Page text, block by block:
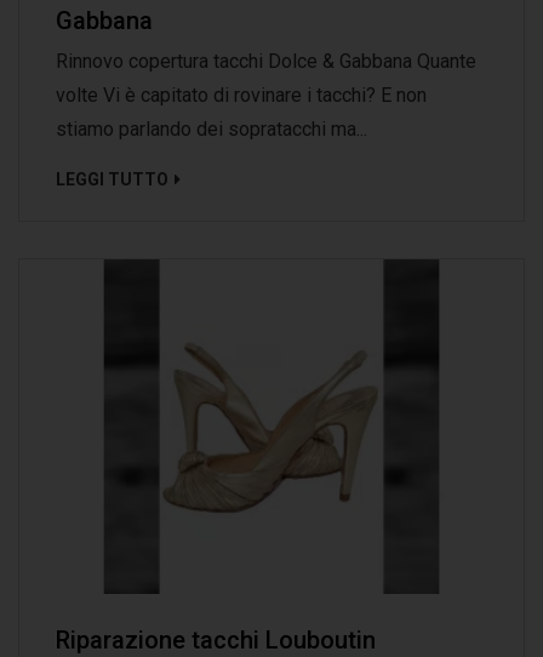
Gabbana
Rinnovo copertura tacchi Dolce & Gabbana Quante
volte Vi è capitato di rovinare i tacchi? E non
stiamo parlando dei sopratacchi ma...
LEGGI TUTTO
Riparazione tacchi Louboutin